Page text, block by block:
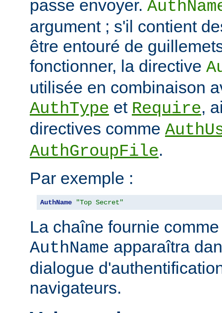
passe envoyer.
argument ; s'il contient
être entouré de
fonctionner, la directive
utilisée en combinaison
AuthType et Require,
directives comme
AuthGroupFile.
Par exemple :
AuthName "Top Secret"
La chaîne fournie
AuthName apparaîtra
dialogue
navigateurs.